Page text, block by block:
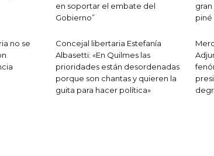
en soportar el embate del
Gobierno”
piné
no se
Concejal libertaria Estefanía
Albasetti: «En Quilmes las
prioridades están desordenadas
porque son chantas y quieren la
guita para hacer política»